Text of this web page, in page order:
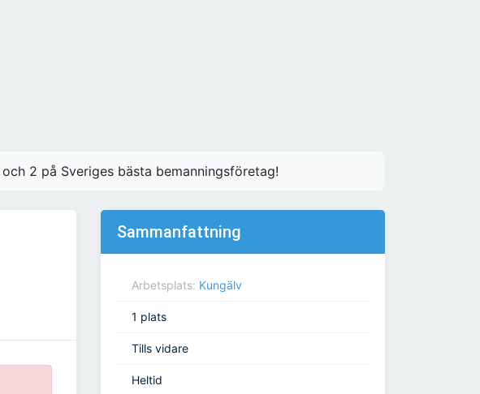
2 på Sveriges bästa bemanningsföretag!
Sammanfattning
Arbetsplats: Kungälv
1 plats
Tills vidare
Heltid